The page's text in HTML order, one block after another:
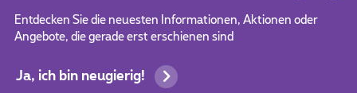
Entdecken Sie die neuesten Informationen, Aktionen oder
Angebote, die gerade erst erschienen sind
Ja, ich bin neugierig!